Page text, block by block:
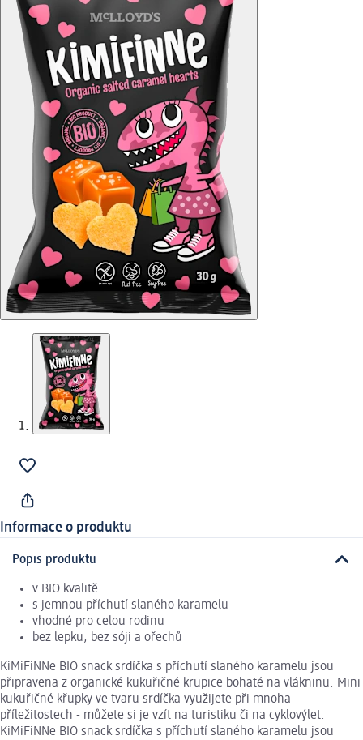
Informace o produktu
Popis produktu
v BIO kvalitě
s jemnou příchutí slaného karamelu
vhodné pro celou rodinu
bez lepku, bez sóji a ořechů
KiMiFiNNe BIO snack srdíčka s příchutí slaného karamelu jsou
připravena z organické kukuřičné krupice bohaté na vlákninu. Mini
kukuřičné křupky ve tvaru srdíčka využijete při mnoha
příležitostech - můžete si je vzít na turistiku či na cyklovýlet.
KiMiFiNNe BIO snack srdíčka s příchutí slaného karamelu jsou